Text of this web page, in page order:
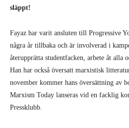
släppt!
Fayaz har varit ansluten till Progressive
några år tillbaka och är involverad i
återupprätta studentfacken, arbete åt alla
Han har också översatt marxistisk
november kommer hans översättning av
Marxism Today lanseras vid en facklig
Pressklubb.